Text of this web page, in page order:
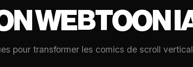
WEBTOON
pour transformer les comics de scroll